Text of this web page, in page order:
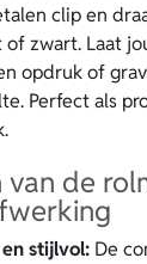
clip en
of zwart. Laat
opdruk of
Perfect als
van de
stijlvol: De